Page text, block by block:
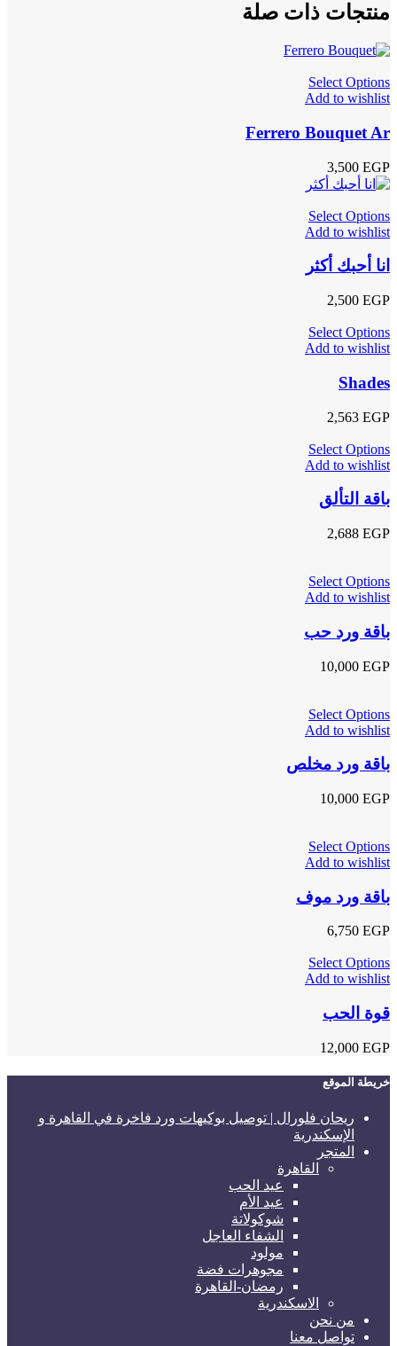
منتجات ذات صلة
Select Options
Add to wishlist
Ferrero Bouquet Ar
3,500 EGP
Select Options
Add to wishlist
انا أحبك أكثر
2,500 EGP
Select Options
Add to wishlist
Shades
2,563 EGP
Select Options
Add to wishlist
باقة التألق
2,688 EGP
Select Options
Add to wishlist
باقة ورد حب
10,000 EGP
Select Options
Add to wishlist
باقة ورد مخلص
10,000 EGP
Select Options
Add to wishlist
باقة ورد موف
6,750 EGP
Select Options
Add to wishlist
قوة الحب
12,000 EGP
خريطة الموقع
ريحان فلورال | توصيل بوكيهات ورد فاخرة في القاهرة و
الإسكندرية
المتجر
القاهرة
عيد الحب
عيد الأم
شوكولاتة
الشفاء العاجل
مولود
مجوهرات فضة
رمضان-القاهرة
الاسكندرية
من نحن
تواصل معنا